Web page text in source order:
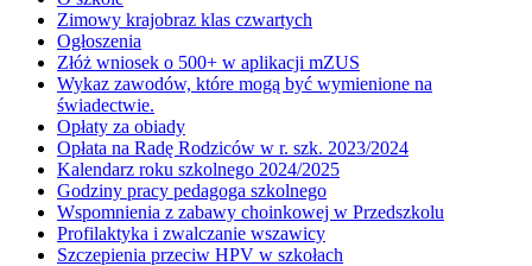
Zimowy krajobraz klas czwartych
Ogłoszenia
Złóż wniosek o 500+ w aplikacji mZUS
Wykaz zawodów, które mogą być wymienione na
świadectwie.
Opłaty za obiady
Opłata na Radę Rodziców w r. szk. 2023/2024
Kalendarz roku szkolnego 2024/2025
Godziny pracy pedagoga szkolnego
Wspomnienia z zabawy choinkowej w Przedszkolu
Profilaktyka i zwalczanie wszawicy
Szczepienia przeciw HPV w szkołach